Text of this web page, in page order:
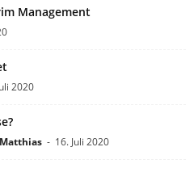
Management
2020
Matthias - 16. Juli 2020